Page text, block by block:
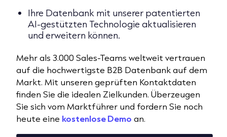
Ihre Datenbank mit unserer patentierten
AI-gestützten Technologie aktualisieren
und erweitern können.
Mehr als 3.000 Sales-Teams weltweit vertrauen
auf die hochwertigste B2B Datenbank auf dem
Markt. Mit unseren geprüften Kontaktdaten
finden Sie die idealen Zielkunden. Überzeugen
Sie sich vom Marktführer und fordern Sie noch
heute eine kostenlose Demo an.